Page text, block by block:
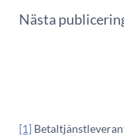
Nästa
[1]